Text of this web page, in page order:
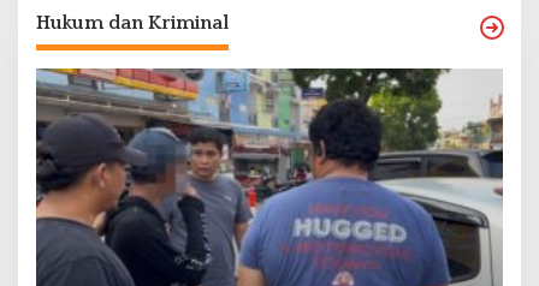
Hukum dan Kriminal